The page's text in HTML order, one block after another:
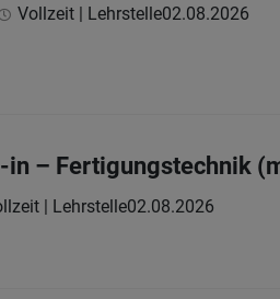
Vollzeit | Lehrstelle02.08.2026
in – Fertigungstechnik
| Lehrstelle02.08.2026